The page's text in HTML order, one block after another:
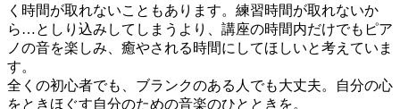
く時間が取れないこともあります。練習時間が取れないか
ら…としり込みしてしまうより、講座の時間内だけでもピア
ノの音を楽しみ、癒やされる時間にしてほしいと考えていま
す。
全くの初心者でも、ブランクのある人でも大丈夫。自分の心
をときほぐす自分のための音楽のひとときを。